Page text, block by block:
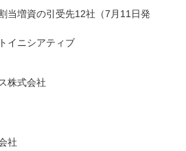
当増資の引受先12社（7月11日発
イニシアティブ
株式会社
社